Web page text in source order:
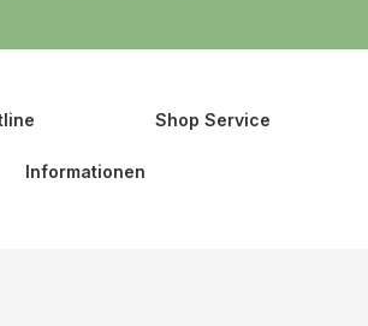
Shop Service
Informationen